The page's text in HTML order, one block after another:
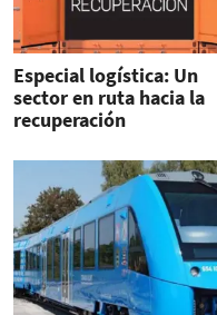
Especial logística: Un
sector en ruta hacia la
recuperación